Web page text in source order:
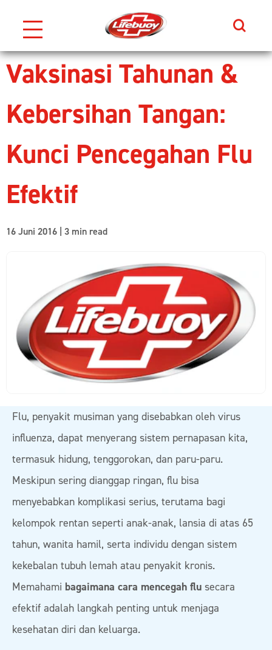
Skip to content
Search
Vaksinasi Tahunan &
Kebersihan Tangan:
Kunci Pencegahan Flu
Efektif
16 Juni 2016 | 3 min read
Flu, penyakit musiman yang disebabkan oleh virus
influenza, dapat menyerang sistem pernapasan kita,
termasuk hidung, tenggorokan, dan paru-paru.
Meskipun sering dianggap ringan, flu bisa
menyebabkan komplikasi serius, terutama bagi
kelompok rentan seperti anak-anak, lansia di atas 65
tahun, wanita hamil, serta individu dengan sistem
kekebalan tubuh lemah atau penyakit kronis.
Memahami bagaimana cara mencegah flu secara
efektif adalah langkah penting untuk menjaga
kesehatan diri dan keluarga.